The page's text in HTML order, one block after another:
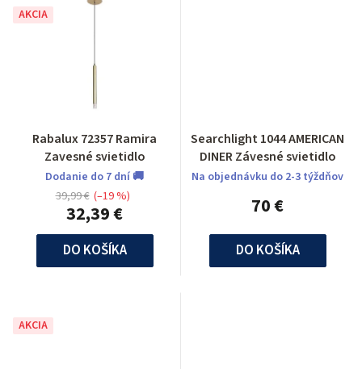
AKCIA
Rabalux 72357 Ramira
Zavesné svietidlo
Dodanie do 7 dní 🚚
32,39 €
39,99 € (–19 %)
DO KOŠÍKA
Searchlight 1044 AMERICAN
DINER Závesné svietidlo
Na objednávku do 2-3 týždňov
70 €
DO KOŠÍKA
AKCIA